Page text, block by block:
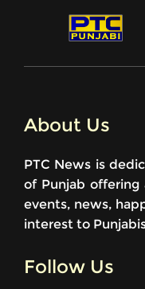
About Us
PTC News is
of Punjab
events, news,
interest to
Follow Us